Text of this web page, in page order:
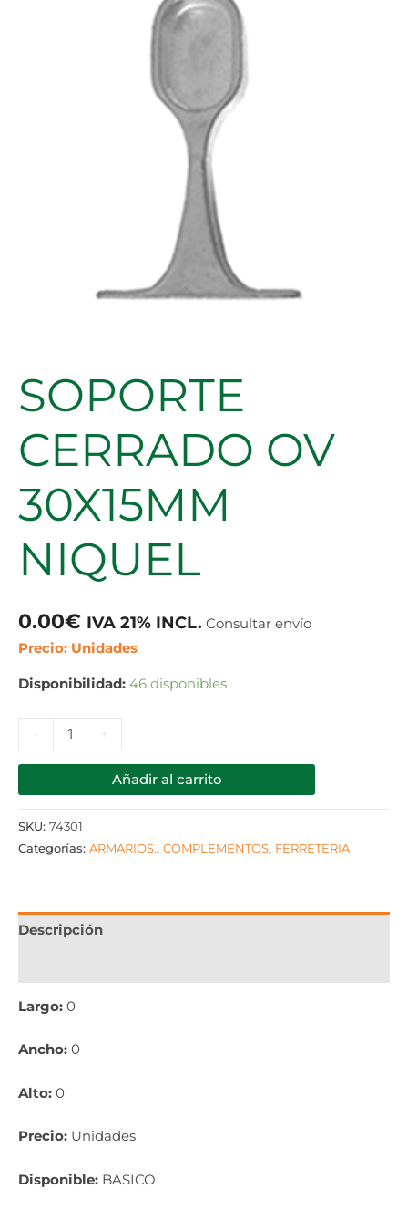
SOPORTE
CERRADO OV
30X15MM
NIQUEL
0.00€ IVA 21% INCL. Consultar envío
Precio: Unidades
Disponibilidad: 46 disponibles
+
Añadir al carrito
SKU: 74301
Categorías: ARMARIOS., COMPLEMENTOS, FERRETERIA
Descripción
Largo: 0
Ancho: 0
Alto: 0
Precio: Unidades
Disponible: BASICO